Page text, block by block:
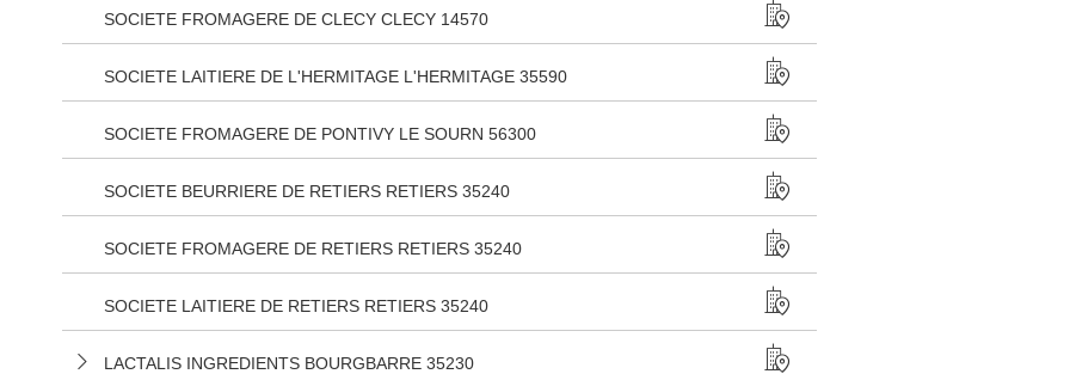
SOCIETE FROMAGERE DE CLECY CLECY 14570
SOCIETE LAITIERE DE L'HERMITAGE L'HERMITAGE 35590
SOCIETE FROMAGERE DE PONTIVY LE SOURN 56300
SOCIETE BEURRIERE DE RETIERS RETIERS 35240
SOCIETE FROMAGERE DE RETIERS RETIERS 35240
SOCIETE LAITIERE DE RETIERS RETIERS 35240
LACTALIS INGREDIENTS BOURGBARRE 35230